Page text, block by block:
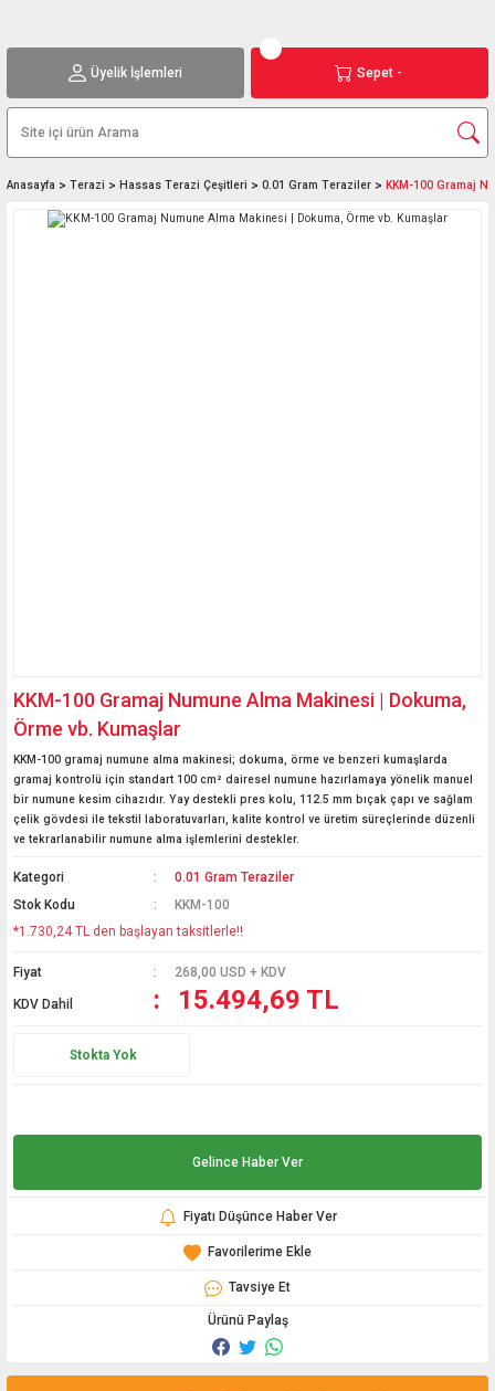
Üyelik İşlemleri Sepet -
Anasayfa Terazi Hassas Terazi Çeşitleri 0.01 Gram Teraziler KKM-100 Gramaj
KKM-100 Gramaj Numune Alma Makinesi | Dokuma,
Örme vb. Kumaşlar
KKM-100 gramaj numune alma makinesi; dokuma, örme ve benzeri kumaşlarda
gramaj kontrolü için standart 100 cm² dairesel numune hazırlamaya yönelik manuel
bir numune kesim cihazıdır. Yay destekli pres kolu, 112.5 mm bıçak çapı ve sağlam
çelik gövdesi ile tekstil laboratuvarları, kalite kontrol ve üretim süreçlerinde düzenli
ve tekrarlanabilir numune alma işlemlerini destekler.
Kategori
0.01 Gram Teraziler
Stok Kodu
KKM-100
*1.730,24 TL den başlayan taksitlerle!!
Fiyat 268,00 USD + KDV
KDV Dahil 15.494,69 TL
Stokta Yok
Gelince Haber Ver
Fiyatı Düşünce Haber Ver
Tavsiye Et
Ürünü Paylaş